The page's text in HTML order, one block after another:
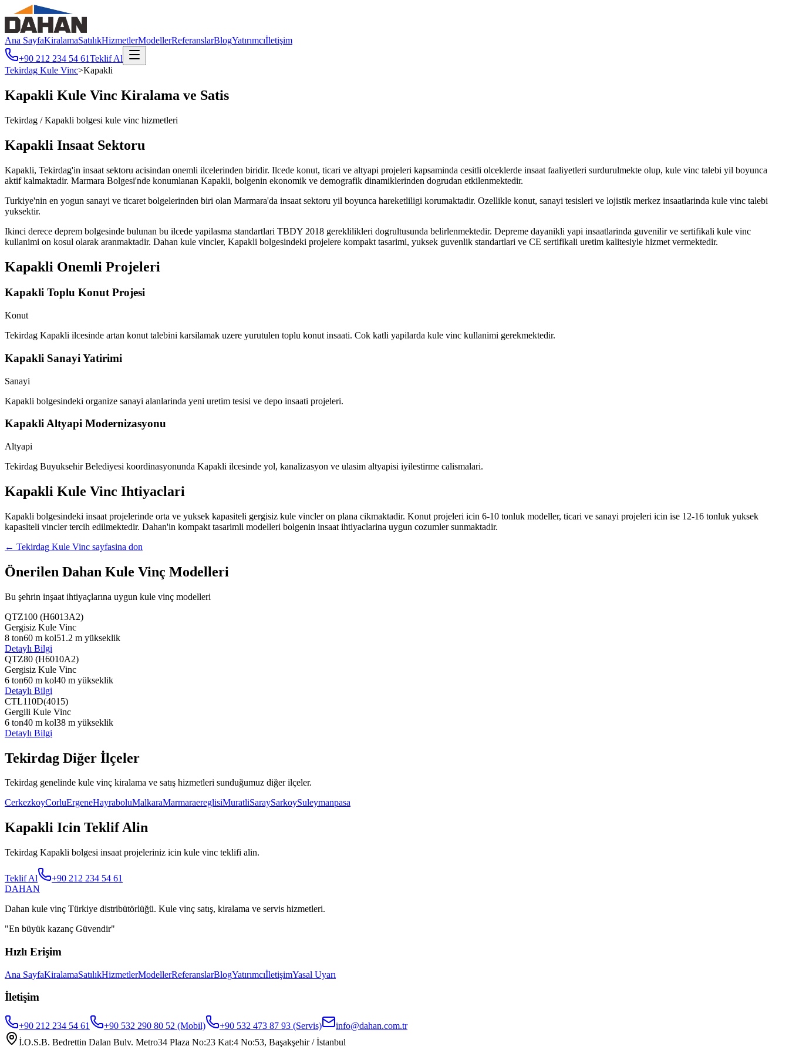
Ana SayfaKiralamaSatılıkHizmetlerModellerReferanslarBlogYatırımcıİletişim
+90 212 234 54 61Teklif Al
Tekirdag Kule Vinc>Kapakli
Kapakli Kule Vinc Kiralama ve Satis
Tekirdag /Kapakli bolgesi kule vinc hizmetleri
Kapakli Insaat Sektoru
Kapakli, Tekirdag'in insaat sektoru acisindan onemli ilcelerinden biridir. Ilcede konut, ticari ve altyapi projeleri kapsaminda cesitli olceklerde insaat faaliyetleri surdurulmekte olup, kule vinc talebi yil boyunca
aktif kalmaktadir. Marmara Bolgesi'nde konumlanan Kapakli, bolgenin ekonomik ve demografik dinamiklerinden dogrudan etkilenmektedir.
Turkiye'nin en yogun sanayi ve ticaret bolgelerinden biri olan Marmara'da insaat sektoru yil boyunca hareketliligi korumaktadir. Ozellikle konut, sanayi tesisleri ve lojistik merkez insaatlarinda kule vinc talebi
yuksektir.
Ikinci derece deprem bolgesinde bulunan bu ilcede yapilasma standartlari TBDY 2018 gereklilikleri dogrultusunda belirlenmektedir. Depreme dayanikli yapi insaatlarinda guvenilir ve sertifikali kule vinc
kullanimi on kosul olarak aranmaktadir. Dahan kule vincler, Kapakli bolgesindeki projelere kompakt tasarimi, yuksek guvenlik standartlari ve CE sertifikali uretim kalitesiyle hizmet vermektedir.
Kapakli Onemli Projeleri
Kapakli Toplu Konut Projesi
Konut
Tekirdag Kapakli ilcesinde artan konut talebini karsilamak uzere yurutulen toplu konut insaati. Cok katli yapilarda kule vinc kullanimi gerekmektedir.
Kapakli Sanayi Yatirimi
Sanayi
Kapakli bolgesindeki organize sanayi alanlarinda yeni uretim tesisi ve depo insaati projeleri.
Kapakli Altyapi Modernizasyonu
Altyapi
Tekirdag Buyuksehir Belediyesi koordinasyonunda Kapakli ilcesinde yol, kanalizasyon ve ulasim altyapisi iyilestirme calismalari.
Kapakli Kule Vinc Ihtiyaclari
Kapakli bolgesindeki insaat projelerinde orta ve yuksek kapasiteli gergisiz kule vincler on plana cikmaktadir. Konut projeleri icin 6-10 tonluk modeller, ticari ve sanayi projeleri icin ise 12-16 tonluk yuksek
kapasiteli vincler tercih edilmektedir. Dahan'in kompakt tasarimli modelleri bolgenin insaat ihtiyaclarina uygun cozumler sunmaktadir.
← Tekirdag Kule Vinc sayfasina don
Önerilen Dahan Kule Vinç Modelleri
Bu şehrin inşaat ihtiyaçlarına uygun kule vinç modelleri
QTZ100 (H6013A2)
Gergisiz Kule Vinc
8 ton60 m kol51.2 m yükseklik
Detaylı Bilgi
QTZ80 (H6010A2)
Gergisiz Kule Vinc
6 ton60 m kol40 m yükseklik
Detaylı Bilgi
CTL110D(4015)
Gergili Kule Vinc
6 ton40 m kol38 m yükseklik
Detaylı Bilgi
Tekirdag Diğer İlçeler
Tekirdag genelinde kule vinç kiralama ve satış hizmetleri sunduğumuz diğer ilçeler.
CerkezkoyCorluErgeneHayraboluMalkaraMarmaraereglisiMuratliSaraySarkoySuleymanpasa
Kapakli Icin Teklif Alin
Tekirdag Kapakli bolgesi insaat projeleriniz icin kule vinc teklifi alin.
Teklif Al
+90 212 234 54 61
DAHAN
Dahan kule vinç Türkiye distribütörlüğü. Kule vinç satış, kiralama ve servis hizmetleri.
"En büyük kazanç Güvendir"
Hızlı Erişim
Ana SayfaKiralamaSatılıkHizmetlerModellerReferanslarBlogYatırımcıİletişimYasal Uyarı
İletişim
+90 212 234 54 61 +90 532 290 80 52 (Mobil) +90 532 473 87 93 (Servis)
info@dahan.com.tr
İ.O.S.B. Bedrettin Dalan Bulv. Metro34 Plaza No:23 Kat:4 No:53, Başakşehir / İstanbul